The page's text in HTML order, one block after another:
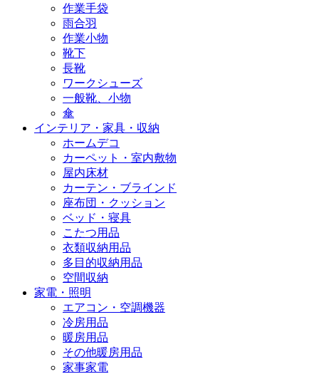
作業手袋
雨合羽
作業小物
靴下
長靴
ワークシューズ
一般靴、小物
傘
インテリア・家具・収納
ホームデコ
カーペット・室内敷物
屋内床材
カーテン・ブラインド
座布団・クッション
ベッド・寝具
こたつ用品
衣類収納用品
多目的収納用品
空間収納
家電・照明
エアコン・空調機器
冷房用品
暖房用品
その他暖房用品
家事家電